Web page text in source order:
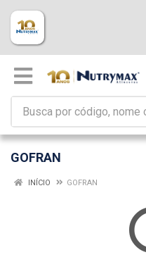
GOFRAN
INÍCIO GOFRAN